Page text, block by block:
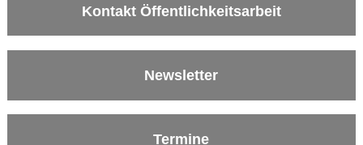
Kontakt Öffentlichkeitsarbeit
Newsletter
Termine